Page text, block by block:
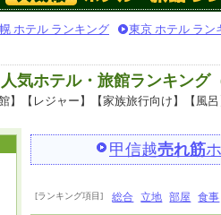
ホテル ランキング 東京 ホテル ラン
気ホテル・旅館ランキング
】【レジャー】【家族旅行向け】【風
甲信越売れ筋
[ランキング項目] 総合 立地 部屋 食事